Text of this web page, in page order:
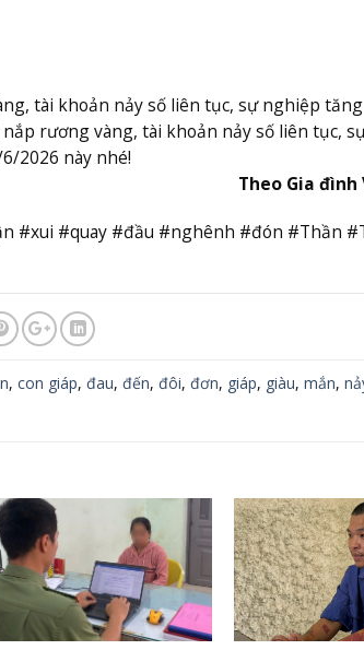
tài khoản nảy số liên tục, sự nghiệp tăng
rương vàng, tài khoản nảy số liên tục,
2026 này nhé!
Theo Gia đình
#xui #quay #đầu #nghênh #đón #Thần
, con giáp, đau, đến, đôi, đơn, giáp, giàu, mắn,